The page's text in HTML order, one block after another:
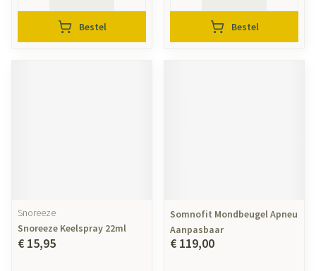
Bestel Bestel
Snoreeze
Snoreeze Keelspray 22ml
€ 15,95
Somnofit Mondbeugel Apneu
Aanpasbaar
€ 119,00